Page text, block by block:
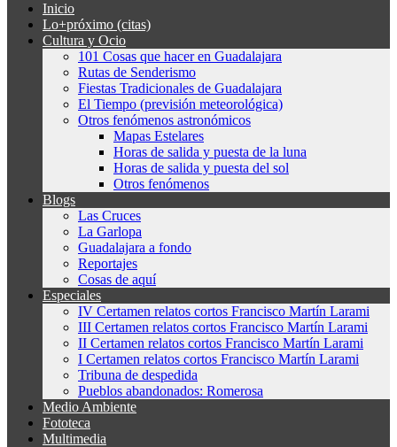
Inicio
Lo+próximo (citas)
Cultura y Ocio
101 Cosas que hacer en Guadalajara
Rutas de Senderismo
Fiestas Tradicionales de Guadalajara
El Tiempo (previsión meteorológica)
Otros fenómenos astronómicos
Mapas Estelares
Horas de salida y puesta de la luna
Horas de salida y puesta del sol
Otros fenómenos
Blogs
Las Cruces
La Garlopa
Guadalajara a fondo
Reportajes
Cosas de aquí
Especiales
IV Certamen relatos cortos Francisco Martín Larami
III Certamen relatos cortos Francisco Martín Larami
II Certamen relatos cortos Francisco Martín Larami
I Certamen relatos cortos Francisco Martín Larami
Tribuna de despedida
Pueblos abandonados: Romerosa
Medio Ambiente
Fototeca
Multimedia